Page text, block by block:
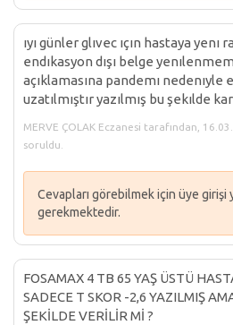
ıyı günler glıvec ıçın hastaya yenı
endıkasyon dışı belge
açıklamasına pandemı nedenıyle
uzatılmıştır yazılmış bu şekılde
MERVE ÇOLAK Eczanesi tarafından,
soruldu.
Cevapları görebilmek için üye girişi
gerekmektedir.
FOSAMAX 4 TB 65 YAŞ ÜSTÜ
SADECE T SKOR -2,6 YAZILMIŞ
ŞEKİLDE VERİLİR Mİ ?